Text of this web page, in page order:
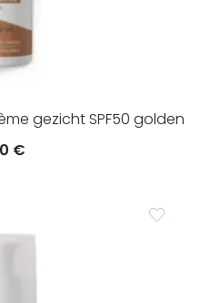
gezicht SPF50 golden
€